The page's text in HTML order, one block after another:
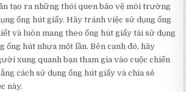
tạo ra những thói quen bảo vệ môi trường
ống hút giấy. Hãy tránh việc sử dụng ống
và luôn mang theo ống hút giấy tái sử dụng
ống hút nhựa một lần. Bên cạnh đó, hãy
xung quanh bạn tham gia vào cuộc chiến
cách sử dụng ống hút giấy và chia sẻ
này.